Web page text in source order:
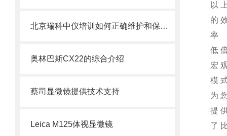
北京瑞科中仪培训如何正确维护和保养光学显微镜
奥林巴斯CX22的综合介绍
蔡司显微镜提供技术支持
Leica M125体视显微镜
以
的
率
低
宏
模
为
提
了